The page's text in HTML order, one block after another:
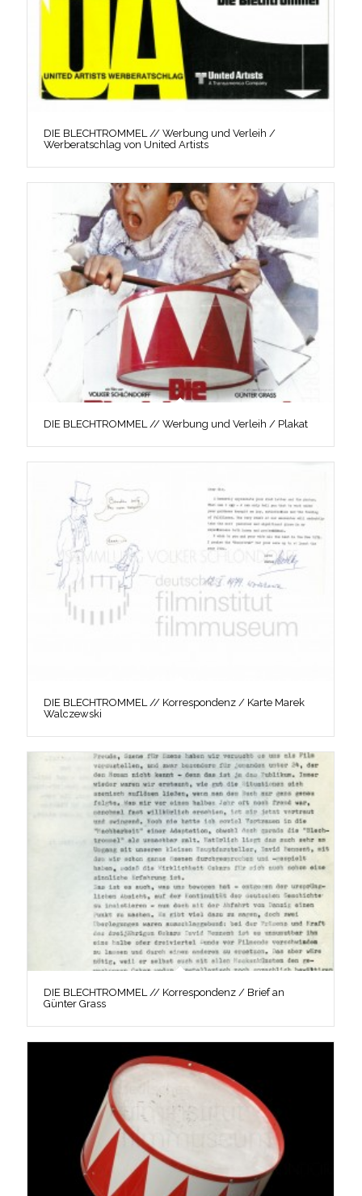
DIE BLECHTROMMEL // Werbung und Verleih /
Werberatschlag von United Artists
DIE BLECHTROMMEL // Werbung und Verleih / Plakat
DIE BLECHTROMMEL // Korrespondenz / Karte Marek
Walczewski
DIE BLECHTROMMEL // Korrespondenz / Brief an
Günter Grass